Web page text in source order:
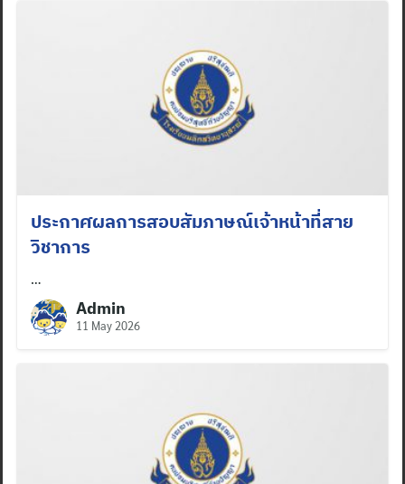
ประกาศผลการสอบสัมภาษณ์เจ้าหน้าที่สาย
วิชาการ
…
Admin
11 May 2026